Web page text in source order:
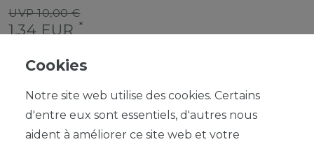
UVP 10,00 €
1,34 EUR *
Contenu
Cookies
Notre site web utilise des cookies. Certains
d'entre eux sont essentiels, d'autres nous
aident à améliorer ce site web et votre